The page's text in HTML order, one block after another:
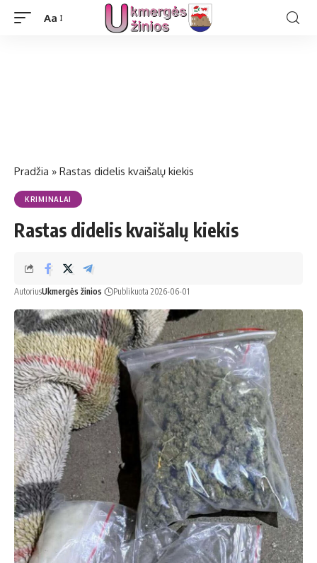
Aa
Pradžia » Rastas didelis kvaišalų kiekis
KRIMINALAI
Rastas didelis kvaišalų kiekis
AutoriusUkmergės žinios Publikuota 2026-06-01